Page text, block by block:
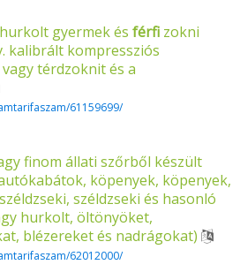
gyermek ésférfi zokni
kalibrált kompressziós
térdzoknit és a
61159699/
finom állati szőrből készült
köpenyek, köpenyek,
széldzseki és hasonló
hurkolt, öltönyöket,
blézereket és nadrágokat)
62012000/